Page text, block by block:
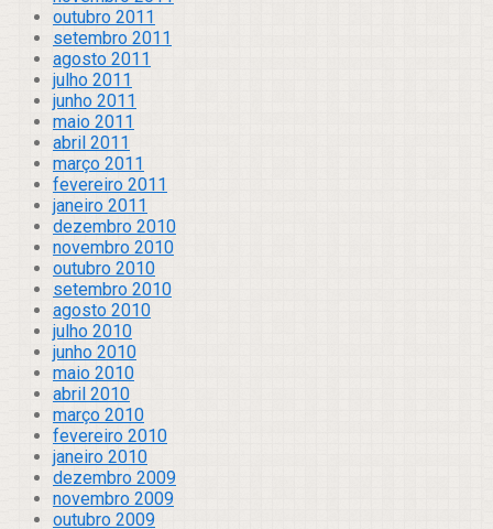
outubro 2011
setembro 2011
agosto 2011
julho 2011
junho 2011
maio 2011
abril 2011
março 2011
fevereiro 2011
janeiro 2011
dezembro 2010
novembro 2010
outubro 2010
setembro 2010
agosto 2010
julho 2010
junho 2010
maio 2010
abril 2010
março 2010
fevereiro 2010
janeiro 2010
dezembro 2009
novembro 2009
outubro 2009